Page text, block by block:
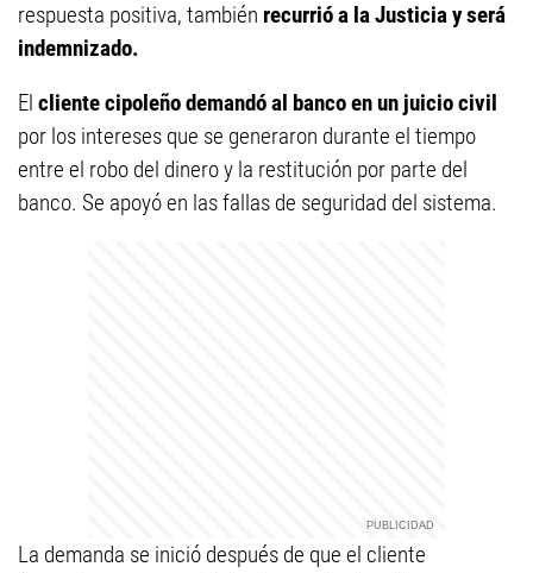
respuesta positiva, también recurrió a la Justicia y será
indemnizado.
El cliente cipoleño demandó al banco en un juicio civil
por los intereses que se generaron durante el tiempo
entre el robo del dinero y la restitución por parte del
banco. Se apoyó en las fallas de seguridad del sistema.
La demanda se inició después de que el cliente